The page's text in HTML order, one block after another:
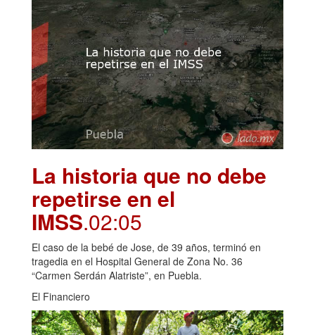
La historia que no debe
repetirse en el
IMSS.02:05
El caso de la bebé de Jose, de 39 años, terminó en
tragedia en el Hospital General de Zona No. 36
“Carmen Serdán Alatriste”, en Puebla.
El Financiero